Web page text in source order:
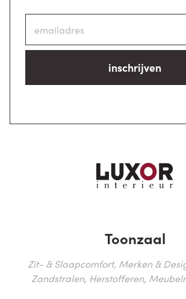
inschrijven
Toonzaal
Zit- & Slaapcomfort, Merken &
Zandstralen, Herstofferen,